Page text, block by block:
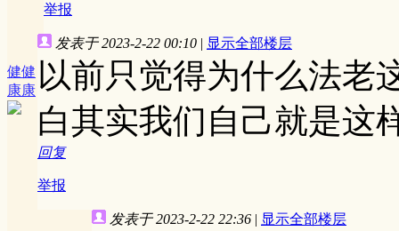
举报
健健
康康
发表于 2023-2-22 00:10 | 显示全部楼层
以前只觉得为什么法老
白其实我们自己就是这
回复
举报
发表于 2023-2-22 22:36 | 显示全部楼层